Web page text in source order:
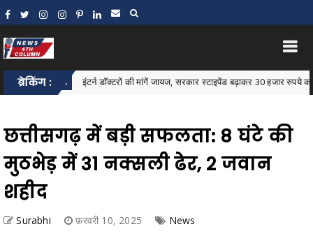
ब्रेकिंग :
News इंटर्न डॉक्टरों की मांगें जायज, सरकार स्टाइपेंड बढ़ाकर 30 हजार रुपये करे: जावेद
छत्तीसगढ़ में बड़ी सफलता: 8 घंटे की
मुठभेड़ में 31 नक्सली ढेर, 2 जवान
शहीद
Surabhi फ़रवरी 10, 2025 News